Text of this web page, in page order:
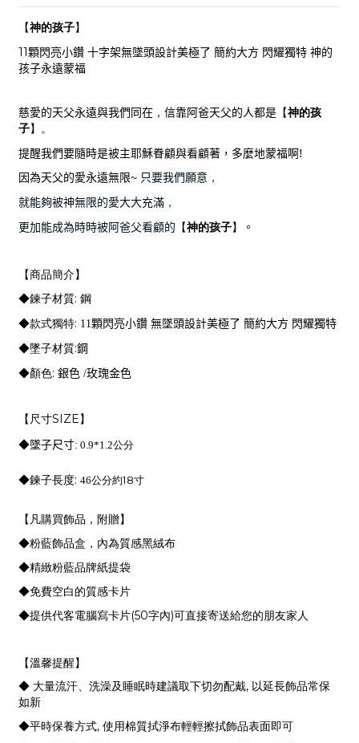
【神的孩子】
11顆閃亮小鑽 十字架無墜頭設計美極了 簡約大方 閃耀獨特 神的
孩子永遠蒙福
慈愛的天父永遠與我們同在 ， 信靠阿爸天父的人都是 【神的孩
子】。
提醒我們要隨時是被主耶穌眷顧與看顧著，多麼地蒙福啊!
因為天父的愛永遠無限~ 只要我們願意 ，
就能夠被神無限的愛大大充滿 ，
更加能成為時時被阿爸父看顧的 【神的孩子】 。
【商品簡介】
◆鍊子材質: 鋼
◆款式獨特: 11顆閃亮小鑽 無墜頭設計美極了 簡約大方 閃耀獨特
◆墜子材質:鋼
◆顏色: 銀色 /玫瑰金色
【尺寸SIZE 】
◆墜子尺寸: 0.9*1.2公分
◆鍊子長度: 46公分約18寸
【凡購買飾品，附贈】
◆粉藍飾品盒，內為質感黑絨布
◆精緻粉藍品牌紙提袋
◆免費空白的質感卡片
◆提供代客電腦寫卡片(50字內)可直接寄送給您的朋友家人
【溫馨提醒】
◆ 大量流汗、洗澡及睡眠時建議取下切勿配戴, 以延長飾品常保
如新
◆平時保養方式, 使用棉質拭淨布輕輕擦拭飾品表面即可